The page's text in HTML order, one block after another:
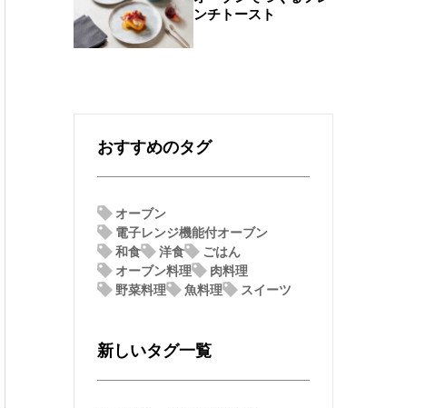
ンチトースト
おすすめのタグ
オーブン
電子レンジ機能付オーブン
和食
洋食
ごはん
オーブン料理
肉料理
野菜料理
魚料理 スイーツ
新しいタグ一覧